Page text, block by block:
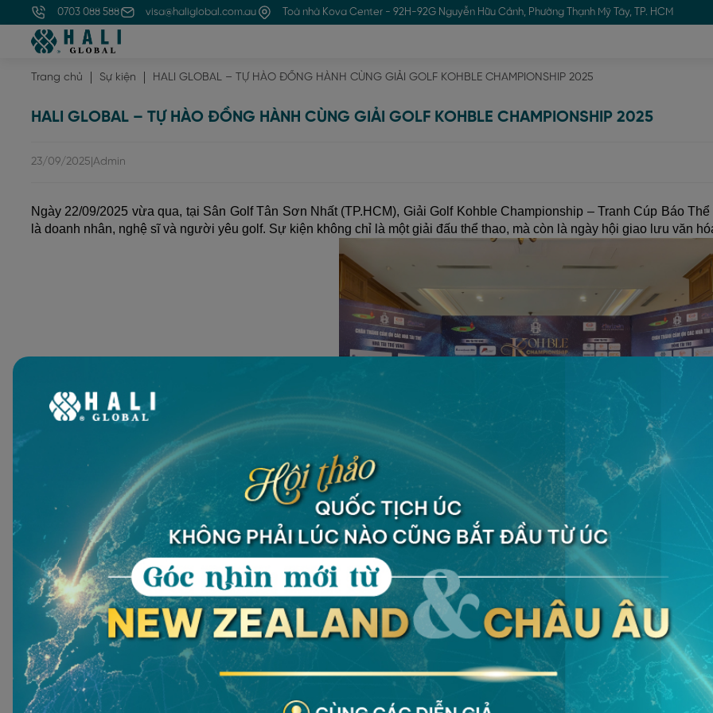
0703 088 588 visa@haliglobal.com.au Toà nhà Kova Center - 92H-92G Nguyễn Hữu Cảnh, Phường Thạnh Mỹ Tây, TP. HCM
Trang chủ Sự kiện HALI GLOBAL – TỰ HÀO ĐỒNG HÀNH CÙNG GIẢI GOLF KOHBLE CHAMPIONSHIP 2025
HALI GLOBAL – TỰ HÀO ĐỒNG HÀNH CÙNG GIẢI GOLF KOHBLE CHAMPIONSHIP 2025
23/09/2025 Admin
Ngày 22/09/2025 vừa qua, tại Sân Golf Tân Sơn Nhất (TP.HCM), Giải Golf Kohble Championship – Tranh Cúp Báo
là doanh nhân, nghệ sĩ và người yêu golf. Sự kiện không chỉ là một giải đấu thể thao, mà còn là ngày hội giao lưu văn
Kohble Championship 2025 đã trở thành nhịp cầu gắn kết, nơi tinh thần thể thao hòa quyện cùng giá trị hợp tác, tạo
Trên từng hố golf, từng cú đánh, không chỉ có sự tranh tài gay cấn mà còn là cơ hội mở rộng quan hệ, xây dựng những